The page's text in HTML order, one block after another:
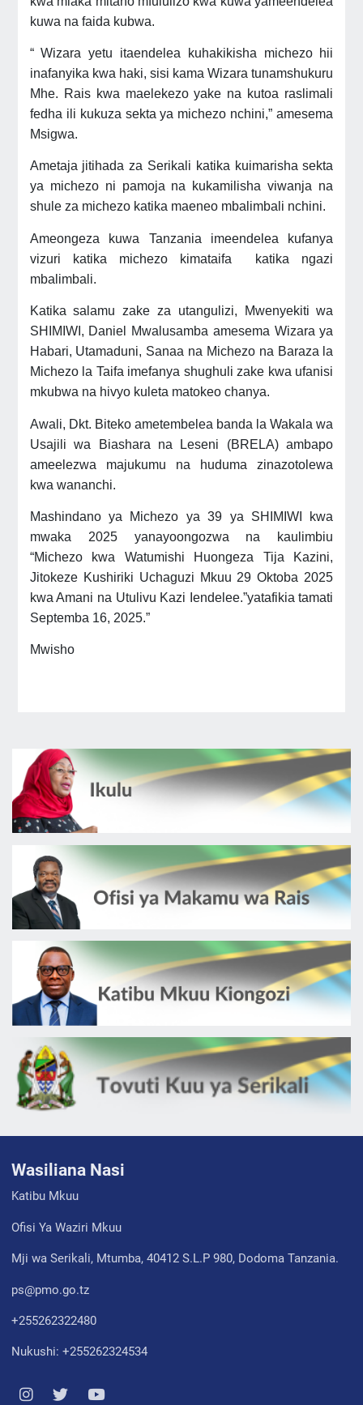
kuwa na faida kubwa.
“ Wizara yetu itaendelea kuhakikisha michezo hii
inafanyika kwa haki, sisi kama Wizara tunamshukuru
Mhe. Rais kwa maelekezo yake na kutoa raslimali
fedha ili kukuza sekta ya michezo nchini,” amesema
Msigwa.
Ametaja jitihada za Serikali katika kuimarisha sekta
ya michezo ni pamoja na kukamilisha viwanja na
shule za michezo katika maeneo mbalimbali nchini.
Ameongeza kuwa Tanzania imeendelea kufanya
vizuri katika michezo kimataifa katika ngazi
mbalimbali.
Katika salamu zake za utangulizi, Mwenyekiti wa
SHIMIWI, Daniel Mwalusamba amesema Wizara ya
Habari, Utamaduni, Sanaa na Michezo na Baraza la
Michezo la Taifa imefanya shughuli zake kwa ufanisi
mkubwa na hivyo kuleta matokeo chanya.
Awali, Dkt. Biteko ametembelea banda la Wakala wa
Usajili wa Biashara na Leseni (BRELA) ambapo
ameelezwa majukumu na huduma zinazotolewa
kwa wananchi.
Mashindano ya Michezo ya 39 ya SHIMIWI kwa
mwaka 2025 yanayoongozwa na kaulimbiu
“Michezo kwa Watumishi Huongeza Tija Kazini,
Jitokeze Kushiriki Uchaguzi Mkuu 29 Oktoba 2025
kwa Amani na Utulivu Kazi Iendelee.”yatafikia tamati
Septemba 16, 2025.”
Mwisho
Wasiliana Nasi
Katibu Mkuu
Ofisi Ya Waziri Mkuu
Mji wa Serikali, Mtumba, 40412 S.L.P 980, Dodoma Tanzania.
ps@pmo.go.tz
+255262322480
Nukushi: +255262324534